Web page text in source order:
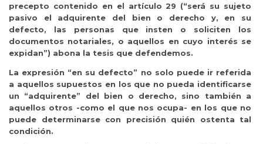
precepto contenido en el artículo 29 (“será su sujeto
pasivo el adquirente del bien o derecho y, en su
defecto, las personas que insten o soliciten los
documentos notariales, o aquellos en cuyo interés se
expidan”) abona la tesis que defendemos.
La expresión “en su defecto” no solo puede ir referida
a aquellos supuestos en los que no pueda identificarse
un “adquirente” del bien o derecho, sino también a
aquellos otros -como el que nos ocupa- en los que no
puede determinarse con precisión quién ostenta tal
condición.